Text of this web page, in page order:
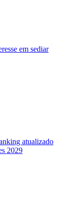
em sediar
atualizado
2029